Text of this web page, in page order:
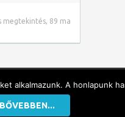
megtekintés, 89 ma
alkalmazunk. A honlapunk
BŐVEBBEN...